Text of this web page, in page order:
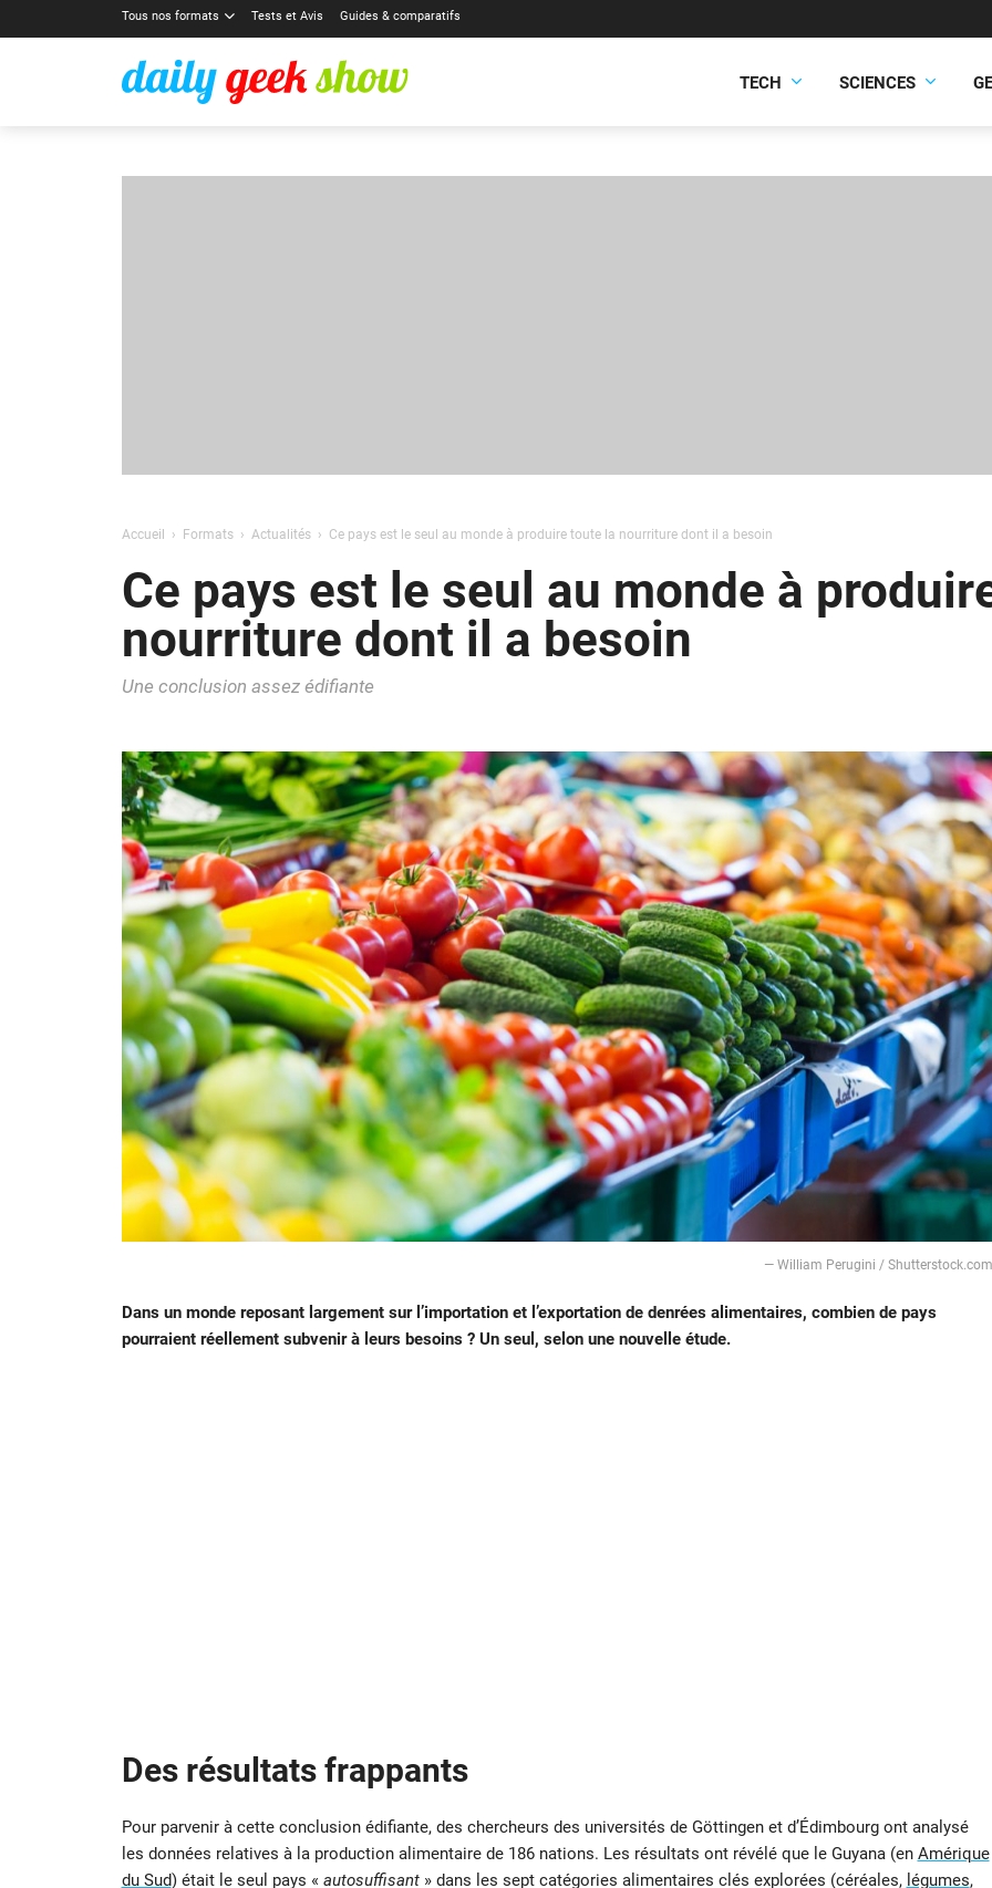
Tous nos formats Tests et Avis Guides & comparatifs
TECH SCIENCES
Accueil Formats Actualités Ce pays est le seul au monde à produire toute la nourriture dont il a besoin
Ce pays est le seul au monde à
nourriture dont il a besoin
Une conclusion assez édifiante
— William Perugini / Shutterstock.com
Dans un monde reposant largement sur l’importation et l’exportation de denrées alimentaires, combien de pays
pourraient réellement subvenir à leurs besoins ? Un seul, selon une nouvelle étude.
Des résultats frappants
Pour parvenir à cette conclusion édifiante, des chercheurs des universités de Göttingen et d’Édimbourg ont analysé
les données relatives à la production alimentaire de 186 nations. Les résultats ont révélé que le Guyana (en Amérique
du Sud) était le seul pays « autosuffisant » dans les sept catégories alimentaires clés explorées (céréales, légumes,